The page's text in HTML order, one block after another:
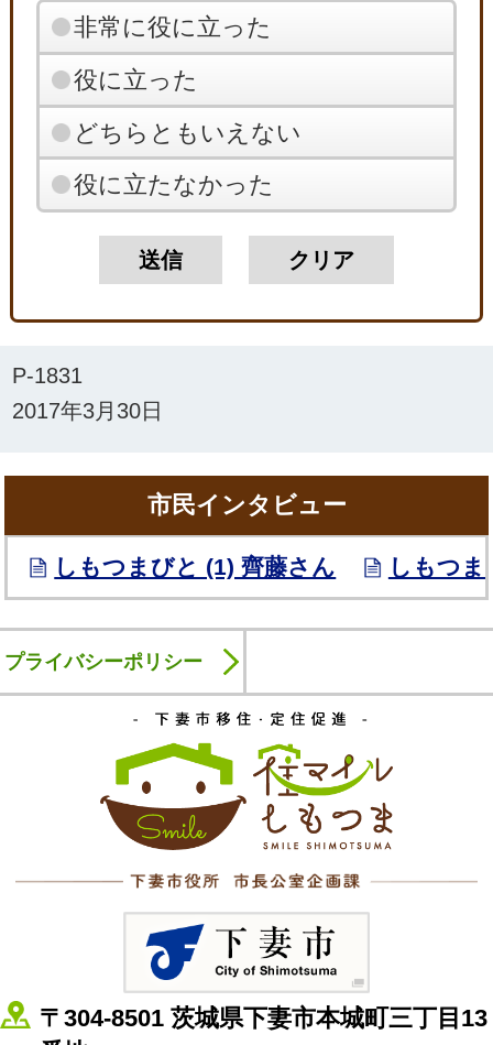
非常に役に立った
役に立った
どちらともいえない
役に立たなかった
P-1831
2017年3月30日
市民インタビュー
しもつまびと (1) 齊藤さん しもつ
プライバシーポリシー
〒304-8501 茨城県下妻市本城町三丁目13